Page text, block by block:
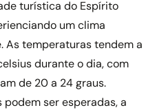
turística do Espírito
um clima
As temperaturas tendem a
durante o dia, com
de 20 a 24 graus.
podem ser esperadas, a